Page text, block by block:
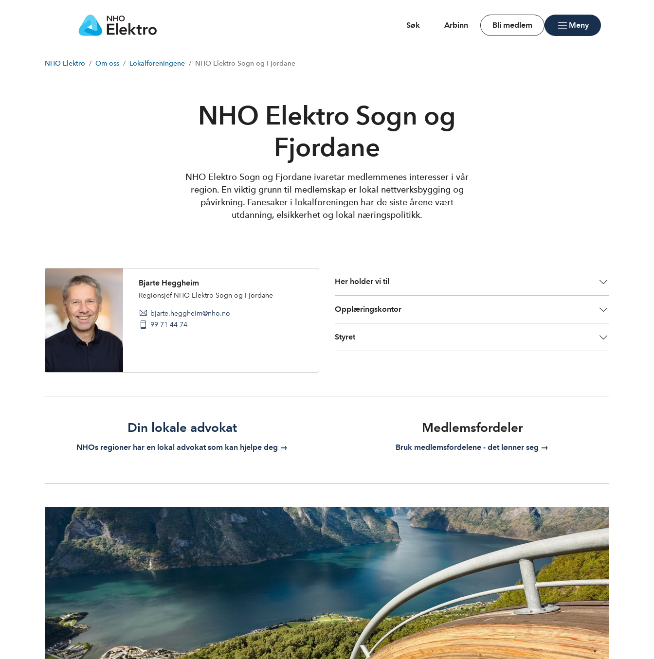
Søk Arbinn Bli medlem Meny
NHO Elektro Om oss Lokalforeningene NHO Elektro Sogn og Fjordane
NHO Elektro Sogn og
Fjordane
NHO Elektro Sogn og Fjordane ivaretar medlemmenes interesser i vår
region. En viktig grunn til medlemskap er lokal nettverksbygging og
påvirkning. Fanesaker i lokalforeningen har de siste årene vært
utdanning, elsikkerhet og lokal næringspolitikk.
Bjarte Heggheim
Regionsjef NHO Elektro Sogn og Fjordane
bjarte.heggheim@nho.no
99 71 44 74
Her holder vi til
Opplæringskontor
Styret
Din lokale advokat
NHOs regioner har en lokal advokat som kan hjelpe deg →
Medlemsfordeler
Bruk medlemsfordelene - det lønner seg →